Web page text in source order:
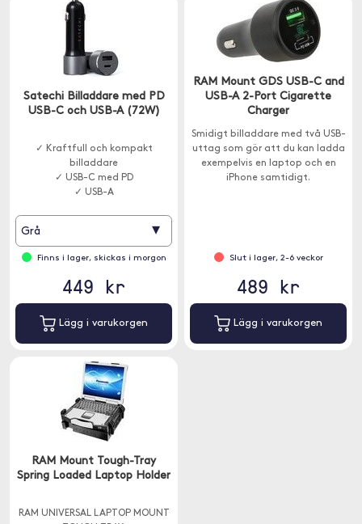
Satechi Billaddare med PD
USB-C och USB-A (72W)
✓ Kraftfull och kompakt
billaddare
✓ USB-C med PD
✓ USB-A
Grå ▾
Finns i lager, skickas i morgon
449 kr
Lägg i varukorgen
RAM Mount GDS USB-C and
USB-A 2-Port Cigarette
Charger
Smidigt billaddare med två USB-
uttag som gör att du kan ladda
exempelvis en laptop och en
iPhone samtidigt.
Slut i lager, 2-6 veckor
489 kr
Lägg i varukorgen
RAM Mount Tough-Tray
Spring Loaded Laptop Holder
RAM UNIVERSAL LAPTOP MOUNT